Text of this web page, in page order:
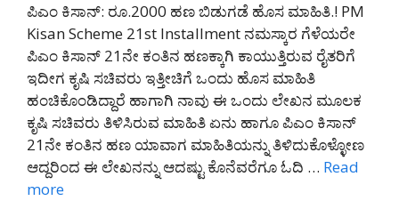
ಪಿಎಂ ಕಿಸಾನ್: ರೂ.2000 ಹಣ ಬಿಡುಗಡೆ ಹೊಸ ಮಾಹಿತಿ.! PM
Kisan Scheme 21st Installment ನಮಸ್ಕಾರ ಗೆಳೆಯರೇ
ಪಿಎಂ ಕಿಸಾನ್ 21ನೇ ಕಂತಿನ ಹಣಕ್ಕಾಗಿ ಕಾಯುತ್ತಿರುವ ರೈತರಿಗೆ
ಇದೀಗ ಕೃಷಿ ಸಚಿವರು ಇತ್ತೀಚಿಗೆ ಒಂದು ಹೊಸ ಮಾಹಿತಿ
ಹಂಚಿಕೊಂಡಿದ್ದಾರೆ ಹಾಗಾಗಿ ನಾವು ಈ ಒಂದು ಲೇಖನ ಮೂಲಕ
ಕೃಷಿ ಸಚಿವರು ತಿಳಿಸಿರುವ ಮಾಹಿತಿ ಏನು ಹಾಗೂ ಪಿಎಂ ಕಿಸಾನ್
21ನೇ ಕಂತಿನ ಹಣ ಯಾವಾಗ ಮಾಹಿತಿಯನ್ನು ತಿಳಿದುಕೊಳ್ಳೋಣ
ಆದ್ದರಿಂದ ಈ ಲೇಖನನ್ನು ಆದಷ್ಟು ಕೊನೆವರೆಗೂ ಓದಿ … Read
more